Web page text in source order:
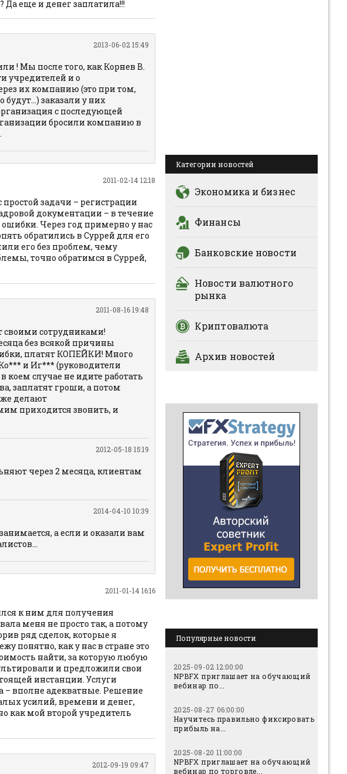
Да еще и денег заплатила!!!
2013-06-02 15:49
! Мы после того, как Корнев В.
учредителей и о
их компанию (это при том,
будут...) заказали у них
с последующей
бросили компанию в
2011-02-14 12:18
задачи – регистрации
документации – в течение
Через год примерно у нас
обратились в Суррей для его
его без проблем, чему
точно обратимся в Суррей,
2011-08-16 19:48
сотрудниками!
без всякой причины
платят КОПЕЙКИ! Много
и Иг*** (руководители
коем случае не идите работать
заплатят гроши, а потом
делают
приходится звонить, и
2012-05-18 15:19
через 2 месяца, клиентам
2014-04-10 10:39
а если и оказали вам
2011-01-14 16:16
к ним для получения
меня не просто так, а потому
ряд сделок, которые я
понятно, как у нас в стране это
найти, за которую любую
и предложили свои
инстанции. Услуги
– вполне адекватные. Решение
усилий, времени и денег,
как мой второй учредитель
2012-09-19 09:47
Категории новостей
Экономика и бизнес
Финансы
Банковские новости
Новости валютного
рынка
Криптовалюта
Архив новостей
Популярные новости
2025-09-02 12:00:00
NPBFX приглашает на обучающий
вебинар по...
2025-08-27 06:00:00
Научитесь правильно фиксировать
прибыль на...
2025-08-20 11:00:00
NPBFX приглашает на обучающий
вебинар по торговле...